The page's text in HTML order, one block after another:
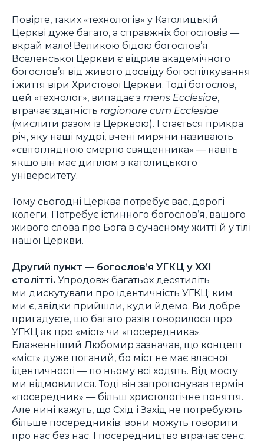
Повірте, таких «технологів» у Католицькій
Церкві дуже багато, а справжніх богословів —
вкрай мало! Великою бідою богослов’я
Вселенської Церкви є відрив академічного
богослов’я від живого досвіду богоспілкування
і життя віри Христової Церкви. Тоді богослов,
цей «технолог», випадає з mens Ecclesiae,
втрачає здатність ragionare cum Ecclesiae
(мислити разом із Церквою). І стається прикра
річ, яку наші мудрі, вчені миряни називають
«світоглядною смертю священника» — навіть
якщо він має диплом з католицького
університету.
Тому сьогодні Церква потребує вас, дорогі
колеги. Потребує істинного богослов’я, вашого
живого слова про Бога в сучасному житті й у тілі
нашої Церкви.
Другий пункт — богослов’я УГКЦ у XXI
столітті. Упродовж багатьох десятиліть
ми дискутували про ідентичність УГКЦ: ким
ми є, звідки прийшли, куди йдемо. Ви добре
пригадуєте, що багато разів говорилося про
УГКЦ як про «міст» чи «посередника».
Блаженніший Любомир зазначав, що концепт
«міст» дуже поганий, бо міст не має власної
ідентичності — по ньому всі ходять. Від мосту
ми відмовилися. Тоді він запропонував термін
«посередник» — більш христологічне поняття.
Але нині кажуть, що Схід і Захід не потребують
більше посередників: вони можуть говорити
про нас без нас. І посередництво втрачає сенс.